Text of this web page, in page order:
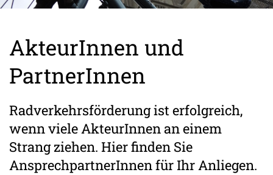
AkteurInnen und
PartnerInnen
Radverkehrsförderung ist erfolgreich,
wenn viele AkteurInnen an einem
Strang ziehen. Hier finden Sie
AnsprechpartnerInnen für Ihr Anliegen.